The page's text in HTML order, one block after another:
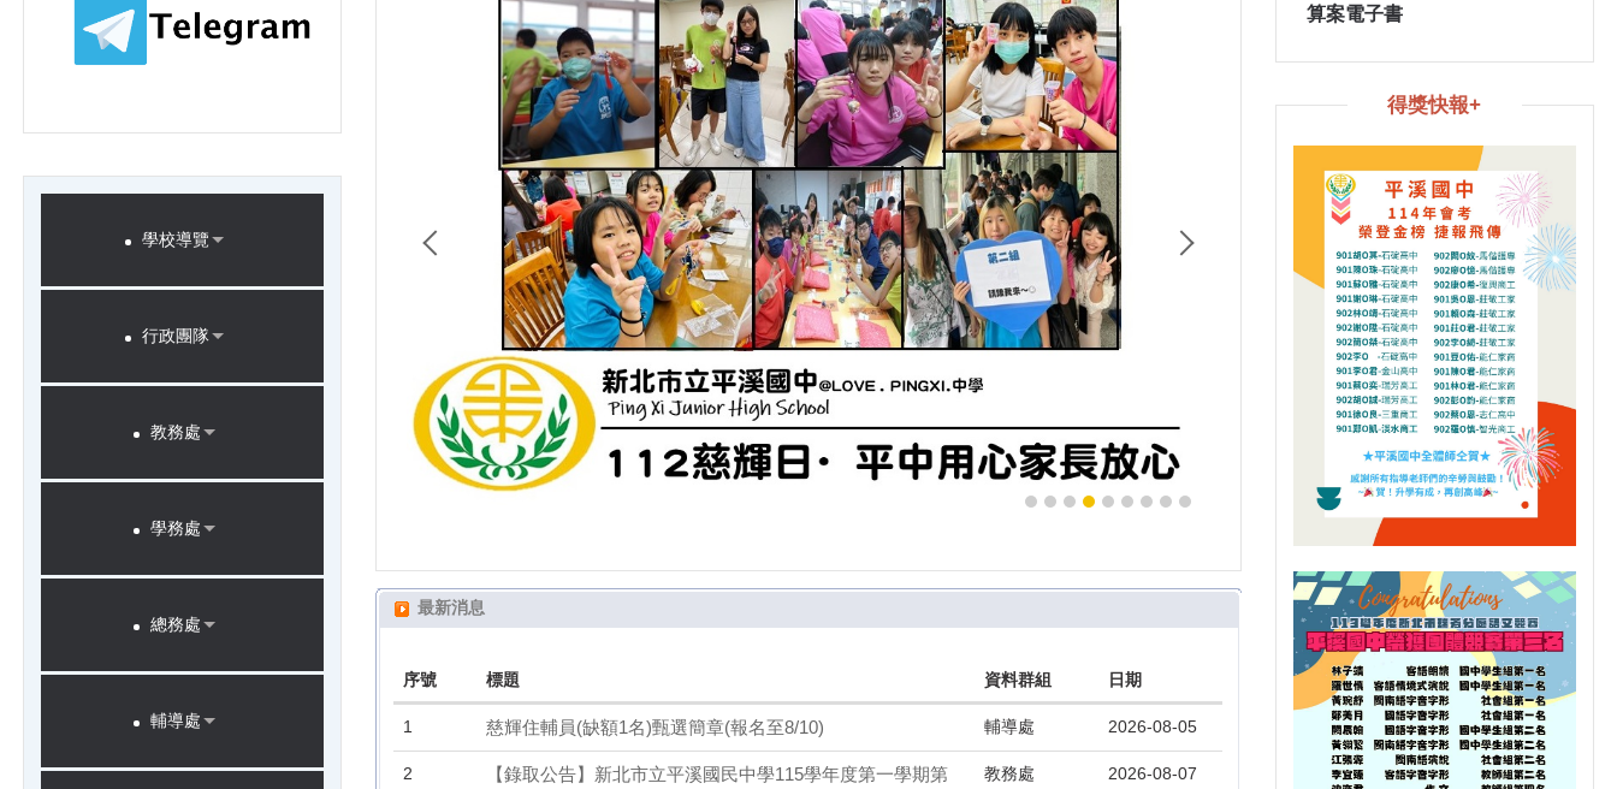
學校導覽
行政團隊
教務處
學務處
總務處
輔導處
最新消息
序號 標題 資料群組 日期
1 慈輝住輔員(缺額1名)甄選簡章(報名至8/10) 輔導處 2026-08-05
2
【錄取公告】新北市立平溪國民中學115學年度第一學期第
教務處 2026-08-07
算案電子書
得獎快報+